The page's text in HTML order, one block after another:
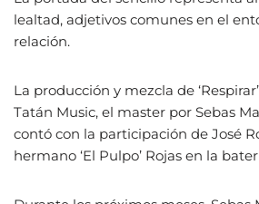
lealtad, adjetivos comunes en el
relación.
La producción y mezcla de
Tatán Music, el master por Sebas
contó con la participación de José
hermano ‘El Pulpo’ Rojas en la